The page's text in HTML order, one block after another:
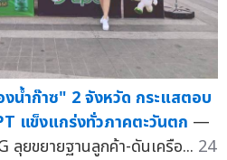
น้ำก๊าซ" 2 จังหวัด กระแสตอบ
แข็งแกร่งทั่วภาคตะวันตก —
ลุยขยายฐานลูกค้า-ดันเครือ... 24